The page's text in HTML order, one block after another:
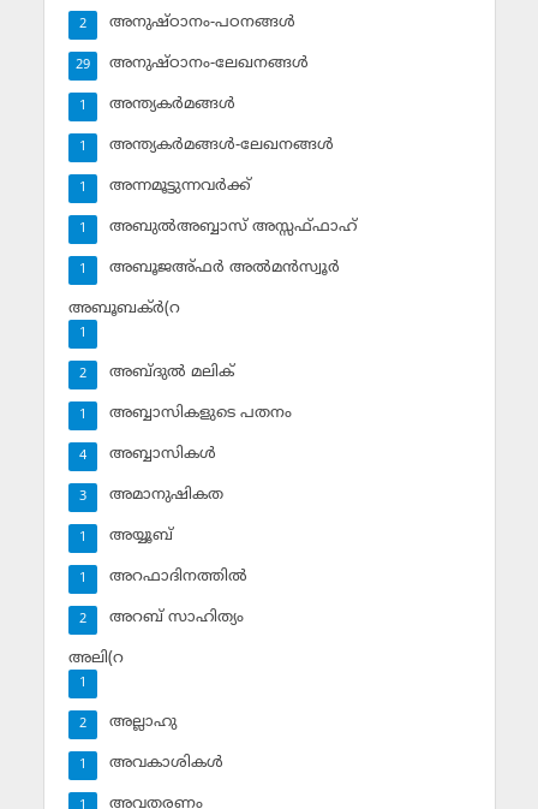
അനുഷ്ഠാനം-പഠനങ്ങള്‍
2
അനുഷ്ഠാനം-ലേഖനങ്ങള്‍
29
അന്ത്യകര്‍മങ്ങള്‍
1
അന്ത്യകര്‍മങ്ങള്‍-ലേഖനങ്ങള്‍
1
അന്നമൂട്ടുന്നവര്‍ക്ക്
1
അബുല്‍അബ്ബാസ് അസ്സഫ്ഫാഹ്‌
1
അബൂജഅ്ഫര്‍ അല്‍മന്‍സ്വൂര്‍
1
അബൂബക്ര്‍(റ
1
അബ്ദുല്‍ മലിക്‌
2
അബ്ബാസികളുടെ പതനം
1
അബ്ബാസികള്‍
4
അമാനുഷികത
3
അയ്യൂബ്‌
1
അറഫാദിനത്തില്‍
1
അറബ് സാഹിത്യം
2
അലി(റ
1
അല്ലാഹു
2
അവകാശികള്‍
1
അവതരണം